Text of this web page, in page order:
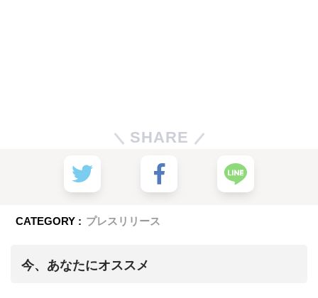
SHARE
CATEGORY : プレスリリース
今、あなたにオススメ